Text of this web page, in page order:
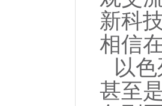
新科
相信
以
甚至